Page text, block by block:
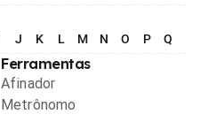
J K L M N O P Q
Ferramentas
Afinador
Metrônomo